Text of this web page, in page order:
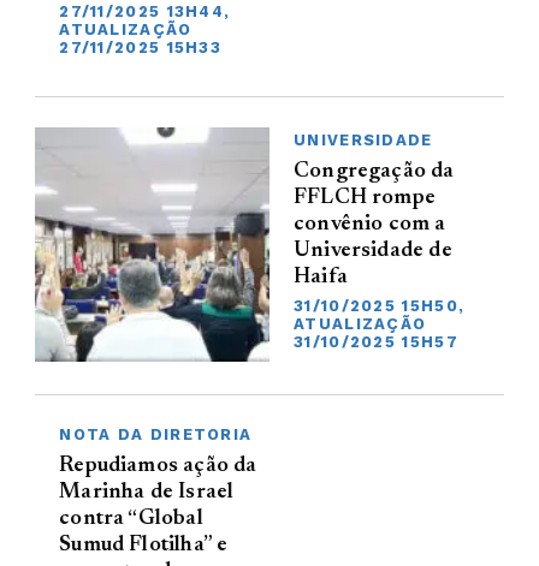
27/11/2025 13H44,
ATUALIZAÇÃO
27/11/2025 15H33
UNIVERSIDADE
Congregação da
FFLCH rompe
convênio com a
Universidade de
Haifa
31/10/2025 15H50,
ATUALIZAÇÃO
31/10/2025 15H57
NOTA DA DIRETORIA
Repudiamos ação da
Marinha de Israel
contra “Global
Sumud Flotilha” e